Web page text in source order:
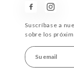
Suscríbase a
sobre los